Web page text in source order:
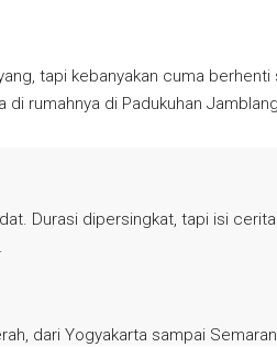
tapi kebanyakan cuma
rumahnya di Padukuhan
Durasi dipersingkat, tapi isi
dari Yogyakarta sampai